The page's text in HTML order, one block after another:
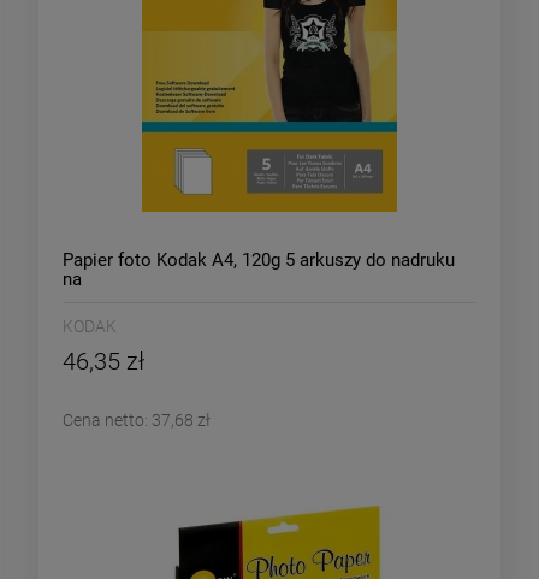
Papier foto Kodak A4, 120g 5 arkuszy do nadruku
na
KODAK
46,35 zł
Cena netto: 37,68 zł